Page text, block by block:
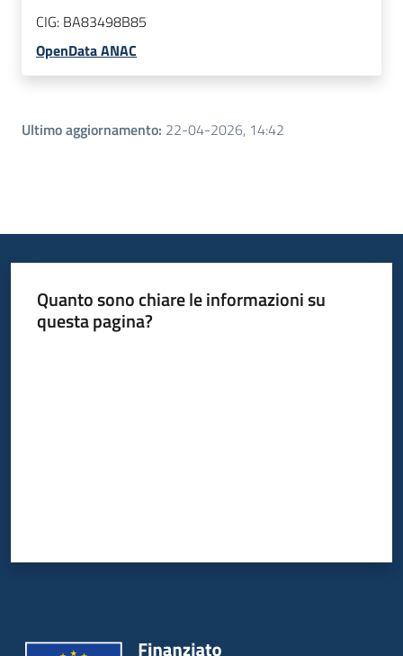
CIG: BA83498B85
OpenData ANAC
Ultimo aggiornamento: 22-04-2026, 14:42
Quanto sono chiare le informazioni su
questa pagina?